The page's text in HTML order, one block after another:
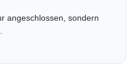
angeschlossen, sondern